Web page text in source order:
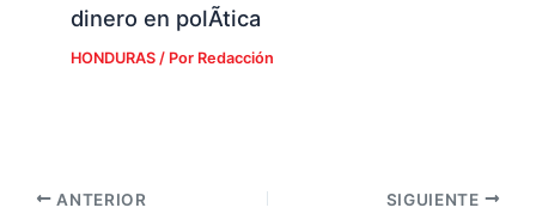
dinero en polÃ­tica
HONDURAS/ Por Redacción
ANTERIOR SIGUIENTE